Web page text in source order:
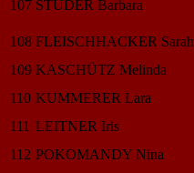
107 STUDER Barbara
108 FLEISCHHACKER Sarah
109 KASCHÜTZ Melinda
110 KUMMERER Lara
111 LEITNER Iris
112 POKOMANDY Nina